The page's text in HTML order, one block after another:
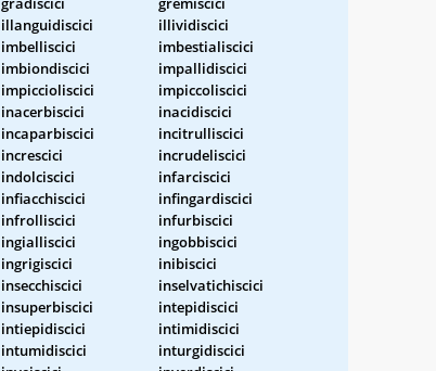
illanguidiscici
illividiscici
imbelliscici
imbestialiscici
imbiondiscici
impallidiscici
impiccioliscici
impiccoliscici
inacerbiscici
inacidiscici
incaparbiscici
incitrulliscici
increscici
incrudeliscici
indolciscici
infarciscici
infiacchiscici
infingardiscici
infrolliscici
infurbiscici
ingialliscici
ingobbiscici
ingrigiscici
inibiscici
insecchiscici
inselvatichiscici
insuperbiscici
intepidiscici
intiepidiscici
intimidiscici
intumidiscici
inturgidiscici